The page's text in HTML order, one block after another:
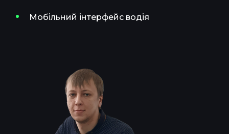
Мобільний інтерфейс водія